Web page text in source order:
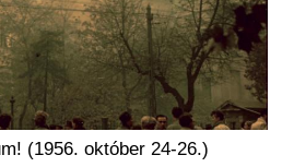
(1956. október 24-26.)